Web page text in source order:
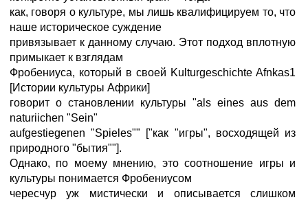
как, говоря о культуре, мы лишь квалифицируем то, что
наше историческое суждение
привязывает к данному случаю. Этот подход вплотную
примыкает к взглядам
Фробениуса, который в своей Kulturgeschichte Afnkas1
[Истории культуры Африки]
говорит о становлении культуры "als eines aus dem
naturiichen "Sein"
aufgestiegenen "Spieles"" ["как "игры", восходящей из
природного "бытия""].
Однако, по моему мнению, это соотношение игры и
культуры понимается Фробениусом
чересчур уж мистически и описывается слишком